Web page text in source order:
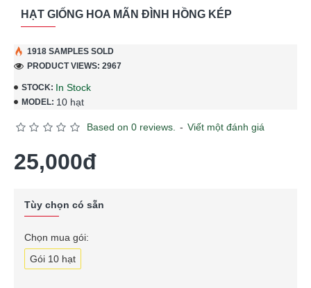
HẠT GIỐNG HOA MÃN ĐÌNH HỒNG KÉP
STOCK: In Stock
MODEL: 10 hạt
1918 SAMPLES SOLD
PRODUCT VIEWS: 2967
Based on 0 reviews. - Viết một đánh giá
25,000đ
Tùy chọn có sẵn
Chọn mua gói:
Gói 10 hạt